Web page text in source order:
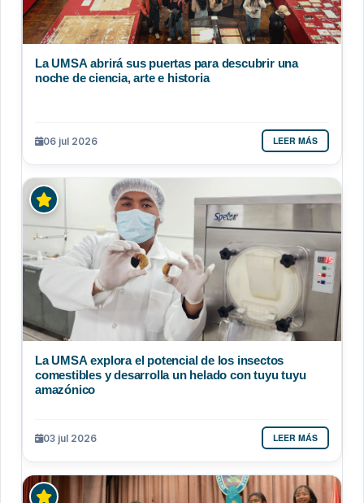
La UMSA abrirá sus puertas para descubrir una
noche de ciencia, arte e historia
06 jul 2026 LEER MÁS
La UMSA explora el potencial de los insectos
comestibles y desarrolla un helado con tuyu tuyu
amazónico
03 jul 2026 LEER MÁS